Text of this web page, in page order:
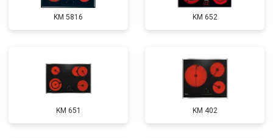
KM 5816 KM 652
KM 651 KM 402